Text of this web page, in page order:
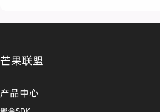
芒果联盟
产品中心